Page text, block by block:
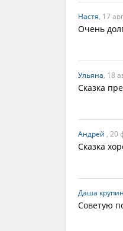
Настя, 17
Очень
Ульяна, 18
Сказка
Андрей , 20
Сказка
Даша
Советую